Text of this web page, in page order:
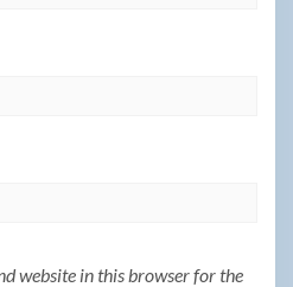
website in this browser for the